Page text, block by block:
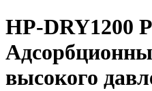
HP-DRY1200
высокого